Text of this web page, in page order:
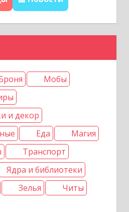
Мобы
и декор
Еда
Магия
Транспорт
Ядра и библиотеки
Зелья
Читы